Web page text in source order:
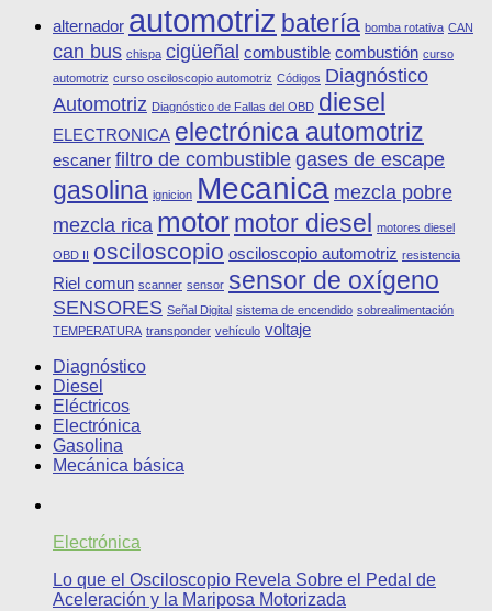
alternador automotriz batería bomba rotativa CAN
can bus chispa cigüeñal combustible combustión curso
automotriz curso osciloscopio automotriz Códigos Diagnóstico
Automotriz Diagnóstico de Fallas del OBD diesel
ELECTRONICA electrónica automotriz
escaner filtro de combustiblegases de escape
gasolina ignicion Mecanica mezcla pobre
mezcla rica motormotor diesel motores diesel
OBD II osciloscopio osciloscopio automotriz resistencia
Riel comun scanner sensor sensor de oxígeno
SENSORES Señal Digital sistema de encendido sobrealimentación
TEMPERATURA transponder vehículo voltaje
Diagnóstico
Diesel
Eléctricos
Electrónica
Gasolina
Mecánica básica
Electrónica
Lo que el Osciloscopio Revela Sobre el Pedal de
Aceleración y la Mariposa Motorizada